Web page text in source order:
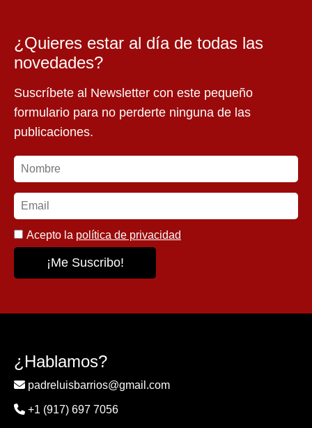
¿Quieres estar al día de todas las
novedades?
Suscríbete al Newsletter con este pequeño
formulario para no perderte ninguna de las
publicaciones.
Acepto la política de privacidad
¿Hablamos?
padreluisbarrios@gmail.com
+1 (917) 697 7056